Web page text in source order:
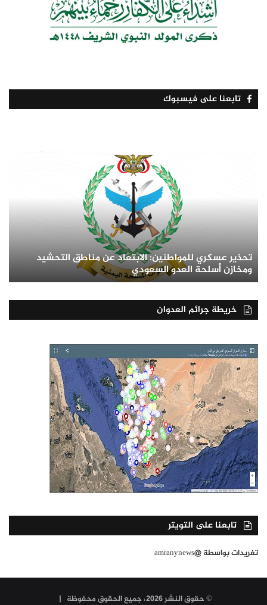
تابعنا على فيسبوك
تحذير عسكري للمواطنين: الابتعاد عن مناطق التحشيد
ومخازن أسلحة العدو السعودي
خريطة جرائم العدوان
تابعنا على التويتر
تغريدات بواسطة @amranynews
© حقوق النشر 2026، جميع الحقوق محفوظة |